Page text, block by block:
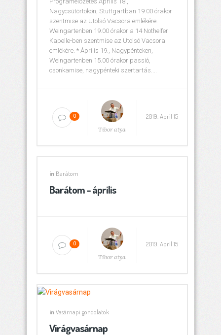
Nagycsütörtökön, Stuttgartban 19.00 órakor
szentmise az Utolsó Vacsora emlékére.
Weingartenben 19.00 órakor a 14 Nothelfer
Kapelle-ben szentmise az Utolsó Vacsora
emlékére. * Április 19., Nagypénteken,
Weingartenben 15.00 órakor passió,
csonkamise, nagypénteki szertartás....
0
Tibor atya
2019. April 15
in Barátom
Barátom – április
0
Tibor atya
2019. April 15
inVasárnapi gondolatok
Virágvasárnap